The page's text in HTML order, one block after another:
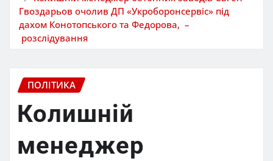
Гвоздарьов очолив ДП «Укроборонсервіс» під
дахом Конотопського та Федорова, –
розслідування
ПОЛІТИКА
Колишній
менеджер